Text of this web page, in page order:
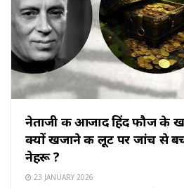
नेताजी की आजाद हिंद फौज के
क्यों खजाने की लूट पर जांच से
नेहरू ?
23 JANUARY 2026